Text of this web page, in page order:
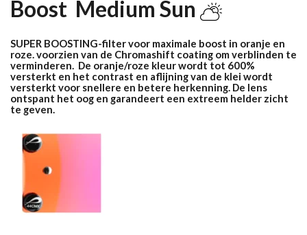
Boost Medium Sun
SUPER BOOSTING-filter voor maximale boost in oranje en
roze. voorzien van de Chromashift coating om verblinden te
verminderen. De oranje/roze kleur wordt tot 600%
versterkt en het contrast en aflijning van de klei wordt
versterkt voor snellere en betere herkenning. De lens
ontspant het oog en garandeert een extreem helder zicht
te geven.